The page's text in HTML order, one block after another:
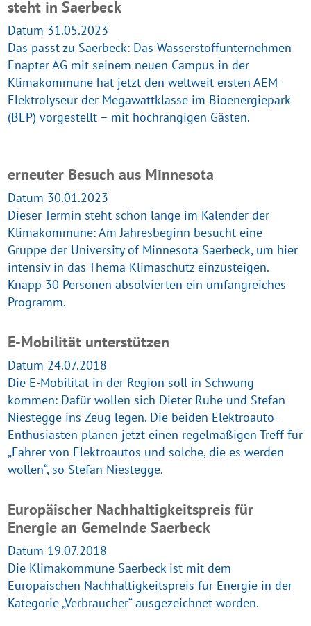
steht in Saerbeck
Datum 31.05.2023
Das passt zu Saerbeck: Das Wasserstoffunternehmen
Enapter AG mit seinem neuen Campus in der
Klimakommune hat jetzt den weltweit ersten AEM-
Elektrolyseur der Megawattklasse im Bioenergiepark
(BEP) vorgestellt – mit hochrangigen Gästen.
erneuter Besuch aus Minnesota
Datum 30.01.2023
Dieser Termin steht schon lange im Kalender der
Klimakommune: Am Jahresbeginn besucht eine
Gruppe der University of Minnesota Saerbeck, um hier
intensiv in das Thema Klimaschutz einzusteigen.
Knapp 30 Personen absolvierten ein umfangreiches
Programm.
E-Mobilität unterstützen
Datum 24.07.2018
Die E-Mobilität in der Region soll in Schwung
kommen: Dafür wollen sich Dieter Ruhe und Stefan
Niestegge ins Zeug legen. Die beiden Elektroauto-
Enthusiasten planen jetzt einen regelmäßigen Treff für
„Fahrer von Elektroautos und solche, die es werden
wollen“, so Stefan Niestegge.
Europäischer Nachhaltigkeitspreis für
Energie an Gemeinde Saerbeck
Datum 19.07.2018
Die Klimakommune Saerbeck ist mit dem
Europäischen Nachhaltigkeitspreis für Energie in der
Kategorie „Verbraucher“ ausgezeichnet worden.